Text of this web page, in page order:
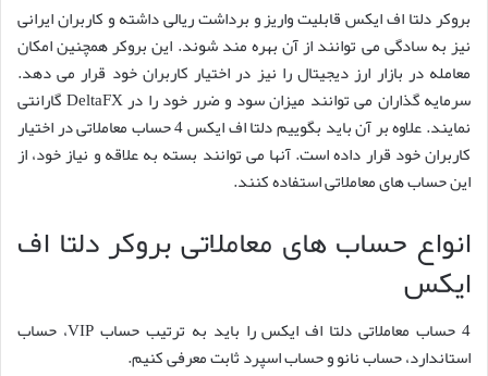
بروکر دلتا اف ایکس قابلیت واریز و برداشت ریالی داشته و کاربران ایرانی
نیز به سادگی می توانند از آن بهره مند شوند. این بروکر همچنین امکان
معامله در بازار ارز دیجیتال را نیز در اختیار کاربران خود قرار می دهد.
سرمایه گذاران می توانند میزان سود و ضرر خود را در DeltaFX گارانتی
نمایند. علاوه بر آن باید بگوییم دلتا اف ایکس 4 حساب معاملاتی در اختیار
کاربران خود قرار داده است. آنها می توانند بسته به علاقه و نیاز خود، از
این حساب های معاملاتی استفاده کنند.
انواع حساب های معاملاتی بروکر دلتا اف
ایکس
4 حساب معاملاتی دلتا اف ایکس را باید به ترتیب حساب VIP، حساب
استاندارد، حساب نانو و حساب اسپرد ثابت معرفی کنیم.